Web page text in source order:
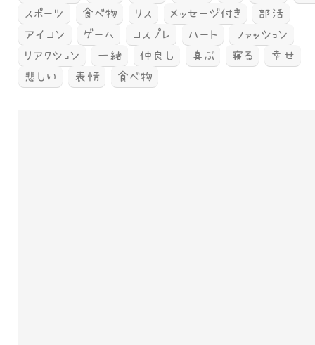
スポーツ
食べ物 リス メッセージ付き
部活
アイコン
ゲーム コスプレ ハート
ファッション
リアクション
一緒 仲良し 喜ぶ 寝る
幸せ
悲しい
表情 食べ物